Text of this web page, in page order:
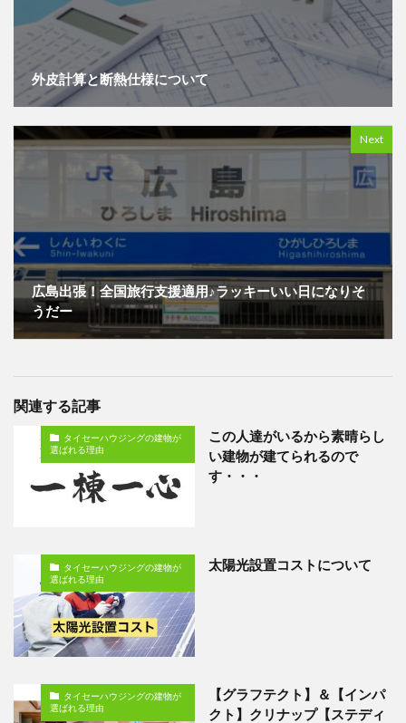
外皮計算と断熱仕様について
Next
広島出張！全国旅行支援適用♪ラッキーいい日になりそ
うだー
関連する記事
タイセーハウジングの建物が
選ばれる理由
この人達がいるから素晴らし
い建物が建てられるので
す・・・
タイセーハウジングの建物が
選ばれる理由
太陽光設置コストについて
タイセーハウジングの建物が
選ばれる理由
【グラフテクト】＆【インパ
クト】クリナップ【ステディ